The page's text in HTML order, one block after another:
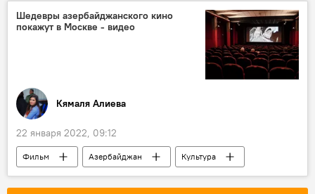
Правила
Трансплантация
Поправки
Донорство
Шедевры азербайджанского кино
покажут в Москве - видео
Кямаля Алиева
22 января 2022, 09:12
Фильм Азербайджан
Культура
Россия
Москва показ